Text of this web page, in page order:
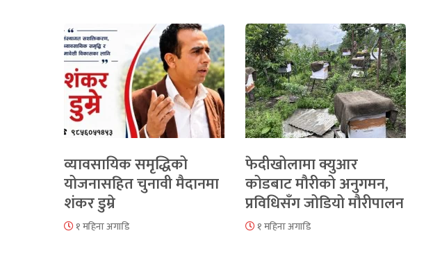
व्यावसायिक समृद्धिको
योजनासहित चुनावी मैदानमा
शंकर डुम्रे
१ महिना अगाडि
फेदीखोलामा क्युआर
कोडबाट मौरीको अनुगमन,
प्रविधिसँग जोडियो मौरीपालन
१ महिना अगाडि